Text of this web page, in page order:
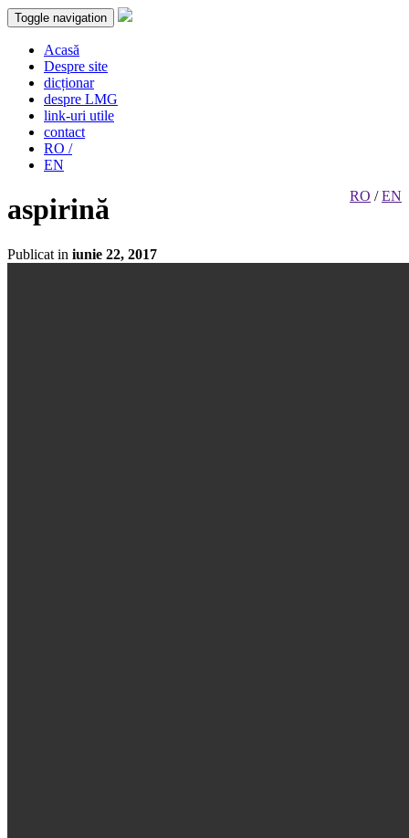
Toggle navigation
Acasă
Despre site
dicționar
despre LMG
link-uri utile
contact
RO /
EN
RO /EN
aspirină
Publicat in iunie 22, 2017